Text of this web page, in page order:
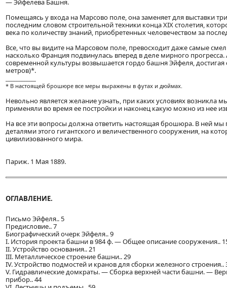
— Эйфелева Башня.
Помещаясь у входа на Марсово поле, она заменяет для выставки
последним словом строительной техники конца XIX столетия,
века по количеству знаний, приобретенных человечеством за
Все, что вы видите на Марсовом поле, превосходит даже самые
насколько Франция подвинулась вперед в деле мирного
современной культуры возвышается гордо башня Эйфеля,
метров)*.
* В настоящей брошюре все меры выражены в футах и дюймах.
Невольно является желание узнать, при каких условиях возникла
применяли во время ее постройки и наконец какую можно из нее
На все эти вопросы должна ответить настоящая брошюра. В ней мы
деталями этого гигантского и величественного сооружения, на
цивилизованного мира.
Париж. 1 Мая 1889.
ОГЛАВЛЕНИЕ.
Письмо Эйфеля.. 5
Предисловие.. 7
Биографический очерк Эйфеля.. 9
I. История проекта башни в 984 ф. — Общее описание сооружения..
II. Устройство основания.. 21
III. Металлическое строение башни.. 29
IV. Устройство подмостей и кранов для сборки железного строения..
V. Гидравлические домкраты. — Сборка верхней части башни. —
прибор.. 44